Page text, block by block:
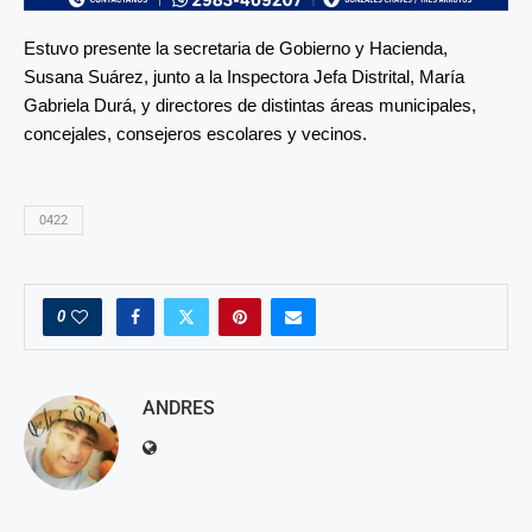
Estuvo presente la secretaria de Gobierno y Hacienda,
Susana Suárez, junto a la Inspectora Jefa Distrital, María
Gabriela Durá, y directores de distintas áreas municipales,
concejales, consejeros escolares y vecinos.
0422
0
ANDRES